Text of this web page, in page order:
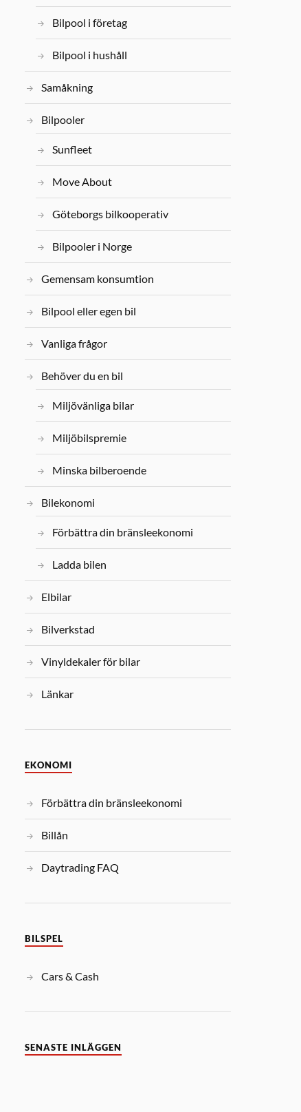
Bilpool i företag
Bilpool i hushåll
Samåkning
Bilpooler
Sunfleet
Move About
Göteborgs bilkooperativ
Bilpooler i Norge
Gemensam konsumtion
Bilpool eller egen bil
Vanliga frågor
Behöver du en bil
Miljövänliga bilar
Miljöbilspremie
Minska bilberoende
Bilekonomi
Förbättra din bränsleekonomi
Ladda bilen
Elbilar
Bilverkstad
Vinyldekaler för bilar
Länkar
EKONOMI
Förbättra din bränsleekonomi
Billån
Daytrading FAQ
BILSPEL
Cars & Cash
SENASTE INLÄGGEN